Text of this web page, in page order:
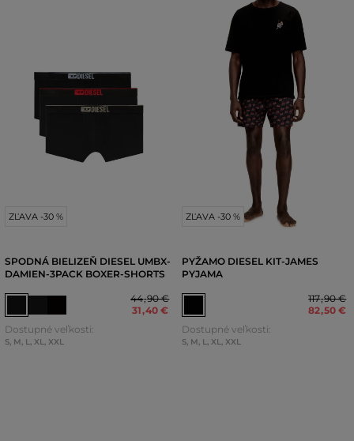
ZĽAVA -30 %
SPODNÁ BIELIZEŇ DIESEL UMBX-
DAMIEN-3PACK BOXER-SHORTS
44,90 €
31,40 €
Dostupné veľkosti:
S, M, L, XL, XXL
ZĽAVA -30 %
PYŽAMO DIESEL KIT-JAMES
PYJAMA
117,90 €
82,50 €
Dostupné veľkosti:
S, M, L, XL, XXL